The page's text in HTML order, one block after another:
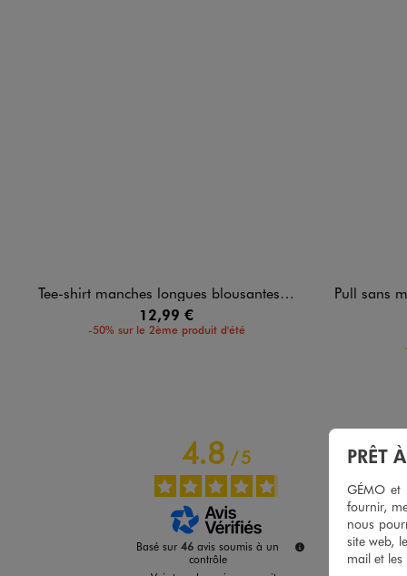
Tee-shirt manches longues blousantes en jersey extensible fille - LuluCastagnette
12,99 €
-50% sur le 2ème produit d'été
Pull sans manches
4.8/5
Basé sur46 avis soumis à un
contrôle
PRÊT
GÉMO et
fournir,
nous
site web,
mail et les